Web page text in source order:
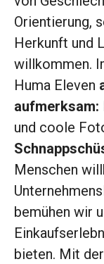
Orientierung,
Herkunft und
willkommen.
Huma Eleven
aufmerksam:
und coole
Menschen
bemühen wir
bieten. Mit